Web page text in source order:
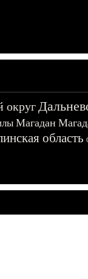
округ
Магадан
область